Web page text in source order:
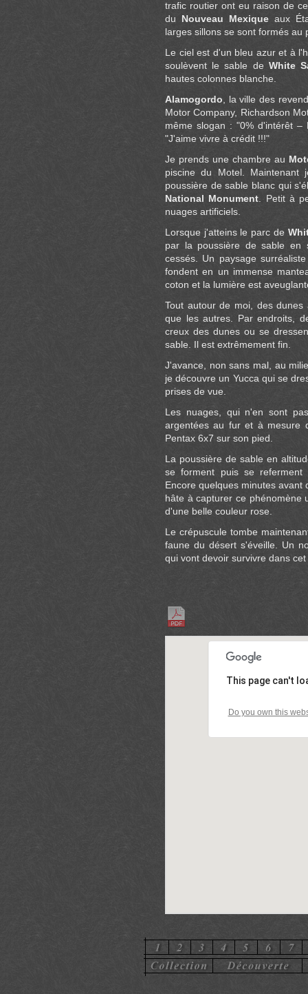
trafic routier ont eu raison de
du
Nouveau Mexique aux
larges sillons se sont formés au
Le ciel est d'un bleu azur et à
soulèvent le sable de White
hautes colonnes blanche.
Alamogordo, la ville des
Motor Company, Richardson
même slogan : "0% d'intérêt
"J'aime vivre à crédit !!!"
Je prends une chambre au
piscine du Motel. Maintenant
poussière de sable blanc qui
National Monument. Petit à
nuages artificiels.
Lorsque j'atteins le parc de
par la poussière de sable en
cessés. Un paysage
fondent en un immense
coton et la lumière est
Tout autour de moi, des
que les autres. Par endroits,
creux des dunes ou se
sable. Il est extrêmement fin.
J'avance, non sans mal, au
je découvre un Yucca qui se
prises de vue.
Les nuages, qui n'en sont
argentées au fur et à mesure
Pentax 6x7 sur son pied.
La poussière de sable en
se forment puis se
Encore quelques minutes
hâte à capturer ce phénomène
d'une belle couleur rose.
Le crépuscule tombe
faune du désert s'éveille. Un
qui vont devoir survivre dans
This page can't
Do you own this